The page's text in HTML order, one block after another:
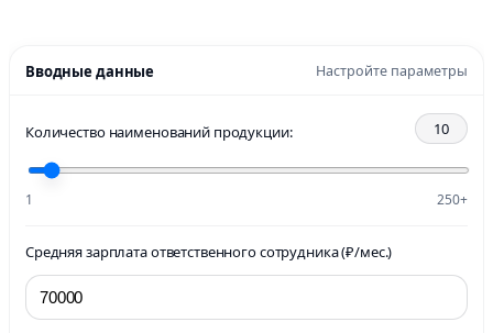
Вводные данные Настройте параметры
Количество наименований продукции: 10
1 250+
Средняя зарплата ответственного сотрудника (₽/мес.)